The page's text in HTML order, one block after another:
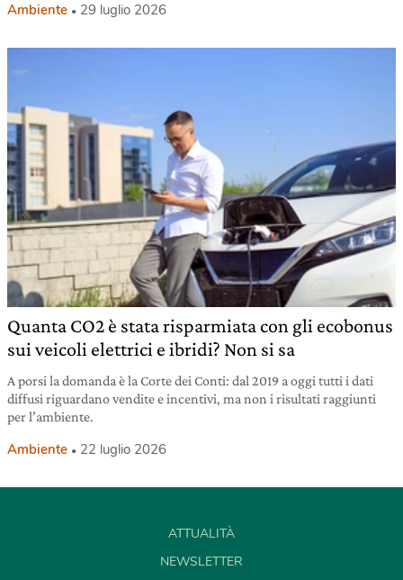
Ambiente 29 luglio 2026
Quanta CO2 è stata risparmiata con gli ecobonus
sui veicoli elettrici e ibridi? Non si sa
A porsi la domanda è la Corte dei Conti: dal 2019 a oggi tutti i dati
diffusi riguardano vendite e incentivi, ma non i risultati raggiunti
per l’ambiente.
Ambiente 22 luglio 2026
ATTUALITÀ
NEWSLETTER